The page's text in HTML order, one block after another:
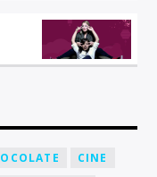
CINE